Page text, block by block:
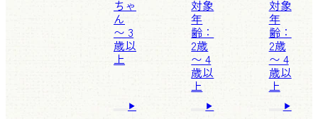
ちゃ
ん
〜 3
歳以
上
対象
年
齢：
2歳
〜 4
歳以
上
対象
年
齢：
2歳
〜 4
歳以
上